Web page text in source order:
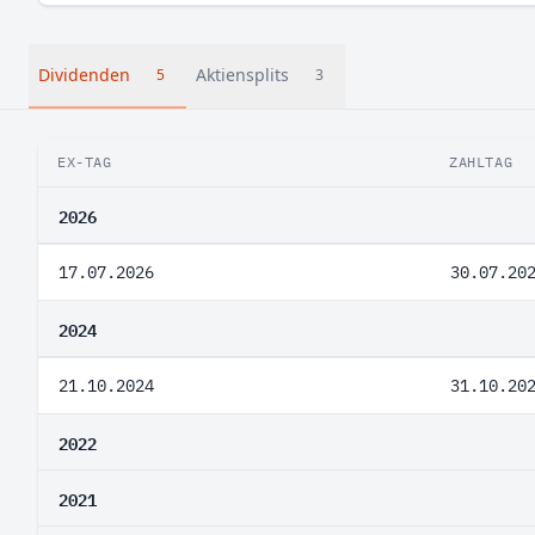
Dividenden 5 Aktiensplits 3
EX-TAG ZAHLTAG
2026
17.07.2026
2024
21.10.2024
2022
2021